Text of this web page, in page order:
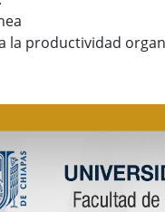
la productividad